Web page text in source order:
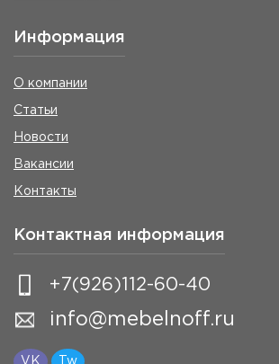
Информация
О компании
Статьи
Новости
Вакансии
Контакты
Контактная информация
+7(926)112-60-40
info@mebelnoff.ru
VK Tw